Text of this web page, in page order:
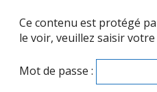
Ce contenu est protégé
le voir, veuillez saisir
Mot de passe :